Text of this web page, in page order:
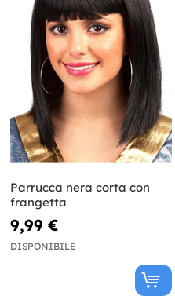
Parrucca nera corta con
frangetta
9,99 €
DISPONIBILE